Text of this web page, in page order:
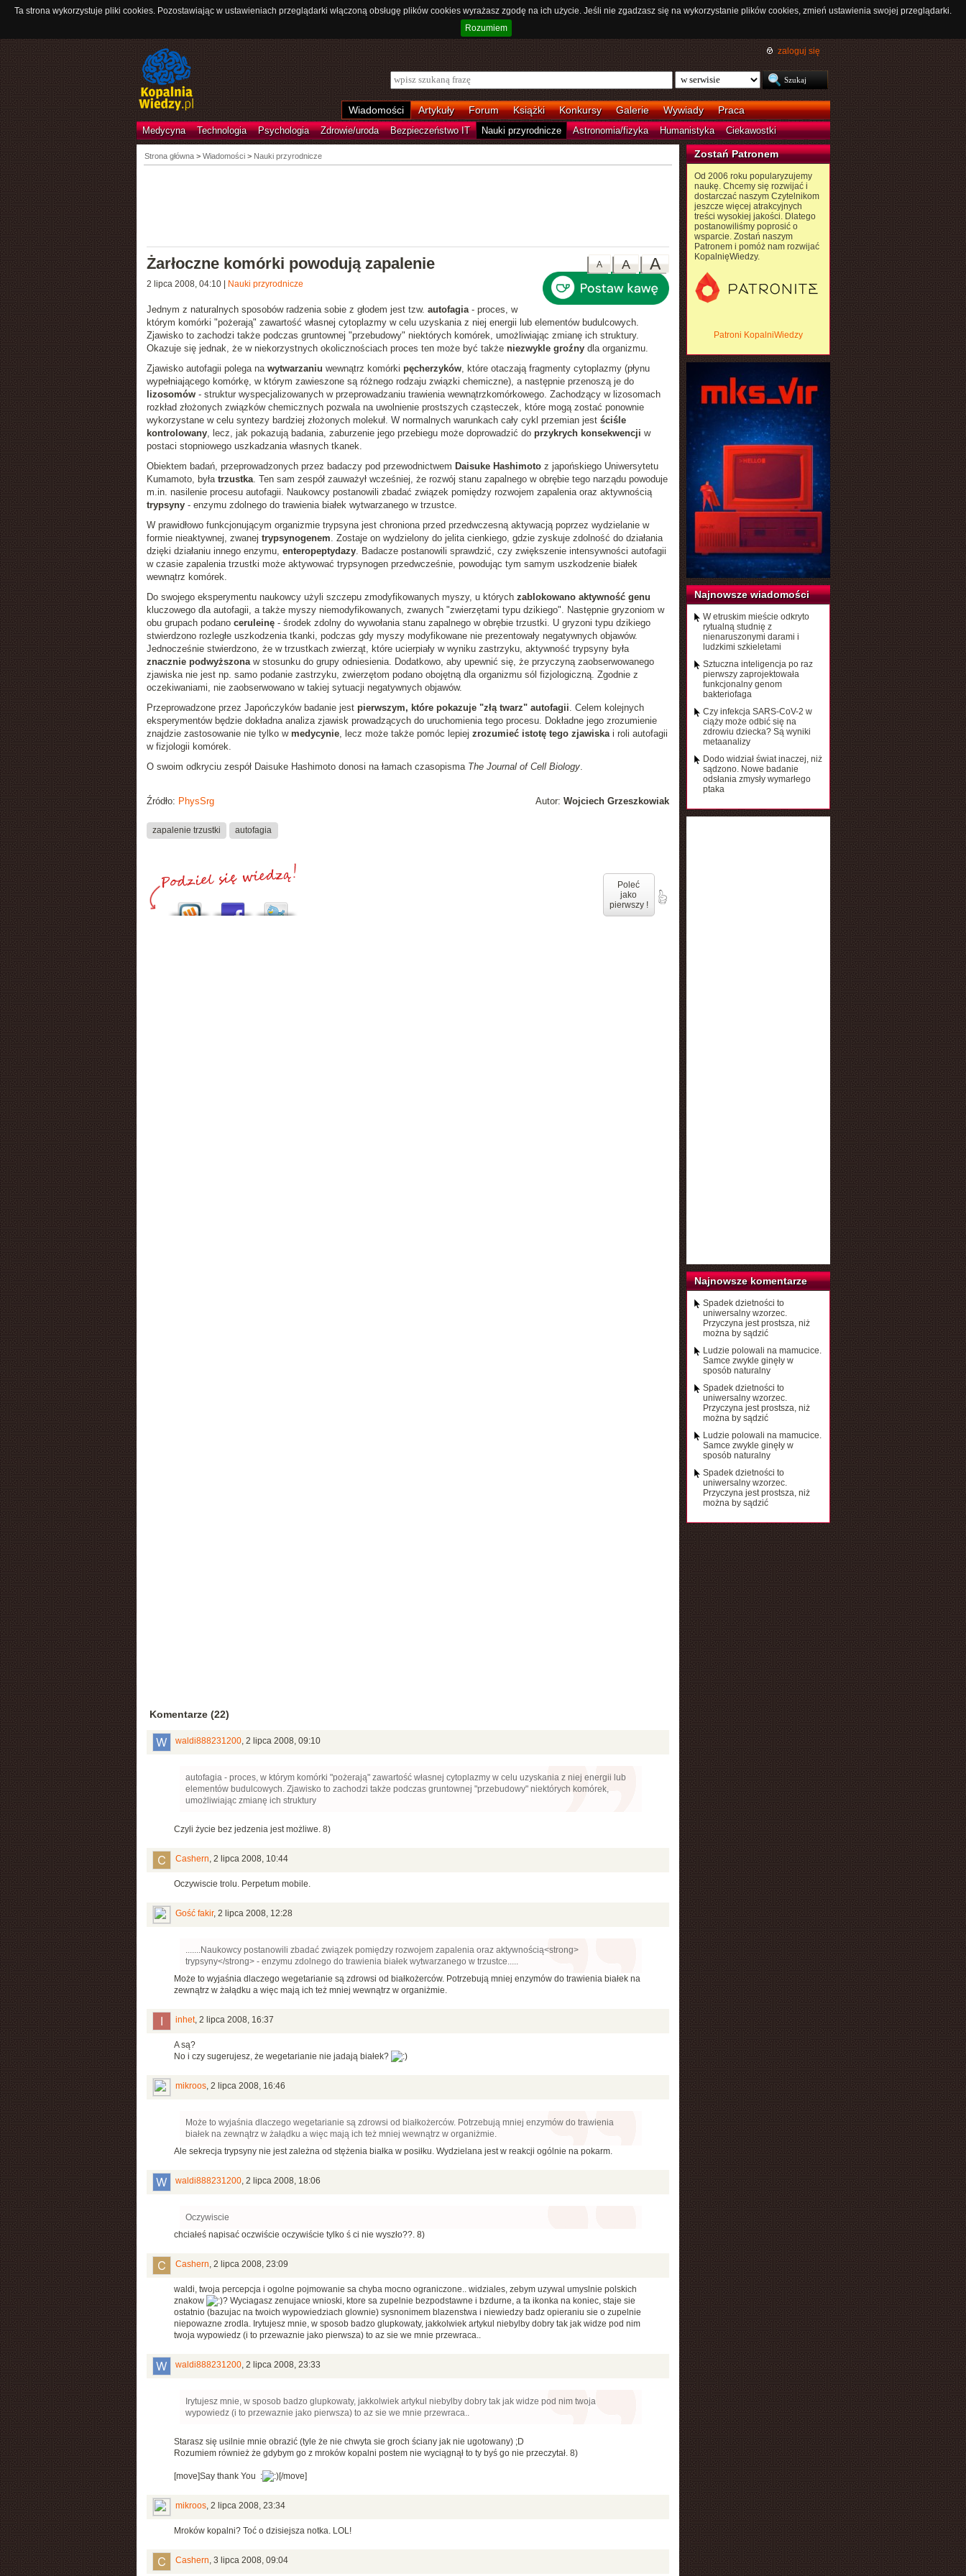
Ta strona wykorzystuje pliki cookies. Pozostawiając w ustawieniach przeglądarki włączoną obsługę plików cookies wyrażasz zgodę na ich użycie. Jeśli nie zgadzasz się na wykorzystanie plików cookies, zmień ustawienia swojej przeglądarki.
Rozumiem
zaloguj się
Wiadomości Artykuły Forum Książki Konkursy Galerie Wywiady Praca
Medycyna Technologia Psychologia Zdrowie/uroda Bezpieczeństwo IT Nauki przyrodnicze Astronomia/fizyka Humanistyka Ciekawostki
Strona główna> Wiadomości > Nauki przyrodnicze
A
A
A
Żarłoczne komórki powodują zapalenie
2 lipca 2008, 04:10| Nauki przyrodnicze
Jednym z naturalnych sposobów radzenia sobie z głodem jest tzw. autofagia- proces, w
którym komórki "pożerają" zawartość własnej cytoplazmy w celu uzyskania z niej energii lub elementów budulcowych.
Zjawisko to zachodzi także podczas gruntownej "przebudowy" niektórych komórek, umożliwiając zmianę ich struktury.
Okazuje się jednak, że w niekorzystnych okolicznościach proces ten może być także niezwykle groźny dla organizmu.
Zjawisko autofagii polega na wytwarzaniu wewnątrz komórki pęcherzyków, które otaczają fragmenty cytoplazmy (płynu
wypełniającego komórkę, w którym zawieszone są różnego rodzaju związki chemiczne), a następnie przenoszą je do
lizosomów- struktur wyspecjalizowanych w przeprowadzaniu trawienia wewnątrzkomórkowego. Zachodzący w lizosomach
rozkład złożonych związków chemicznych pozwala na uwolnienie prostszych cząsteczek, które mogą zostać ponownie
wykorzystane w celu syntezy bardziej złożonych molekuł. W normalnych warunkach cały cykl przemian jest ściśle
kontrolowany, lecz, jak pokazują badania, zaburzenie jego przebiegu może doprowadzić do przykrych konsekwencji w
postaci stopniowego uszkadzania własnych tkanek.
Obiektem badań, przeprowadzonych przez badaczy pod przewodnictwem Daisuke Hashimotoz japońskiego Uniwersytetu
Kumamoto, była trzustka. Ten sam zespół zauważył wcześniej, że rozwój stanu zapalnego w obrębie tego narządu powoduje
m.in. nasilenie procesu autofagii. Naukowcy postanowili zbadać związek pomiędzy rozwojem zapalenia oraz aktywnością
trypsyny- enzymu zdolnego do trawienia białek wytwarzanego w trzustce.
W prawidłowo funkcjonującym organizmie trypsyna jest chroniona przed przedwczesną aktywacją poprzez wydzielanie w
formie nieaktywnej, zwanej trypsynogenem. Zostaje on wydzielony do jelita cienkiego, gdzie zyskuje zdolność do działania
dzięki działaniu innego enzymu, enteropeptydazy. Badacze postanowili sprawdzić, czy zwiększenie intensywności autofagii
w czasie zapalenia trzustki może aktywować trypsynogen przedwcześnie, powodując tym samym uszkodzenie białek
wewnątrz komórek.
Do swojego eksperymentu naukowcy użyli szczepu zmodyfikowanych myszy, u których zablokowano aktywność genu
kluczowego dla autofagii, a także myszy niemodyfikowanych, zwanych "zwierzętami typu dzikiego". Następnie gryzoniom w
obu grupach podano ceruleinę- środek zdolny do wywołania stanu zapalnego w obrębie trzustki. U gryzoni typu dzikiego
stwierdzono rozległe uszkodzenia tkanki, podczas gdy myszy modyfikowane nie prezentowały negatywnych objawów.
Jednocześnie stwierdzono, że w trzustkach zwierząt, które ucierpiały w wyniku zastrzyku, aktywność trypsyny była
znacznie podwyższona w stosunku do grupy odniesienia. Dodatkowo, aby upewnić się, że przyczyną zaobserwowanego
zjawiska nie jest np. samo podanie zastrzyku, zwierzętom podano obojętną dla organizmu sól fizjologiczną. Zgodnie z
oczekiwaniami, nie zaobserwowano w takiej sytuacji negatywnych objawów.
Przeprowadzone przez Japończyków badanie jest pierwszym, które pokazuje "złą twarz" autofagii. Celem kolejnych
eksperymentów będzie dokładna analiza zjawisk prowadzących do uruchomienia tego procesu. Dokładne jego zrozumienie
znajdzie zastosowanie nie tylko w medycynie, lecz może także pomóc lepiej zrozumieć istotę tego zjawiskai roli autofagii
w fizjologii komórek.
O swoim odkryciu zespół Daisuke Hashimoto donosi na łamach czasopisma The Journal of Cell Biology.
Autor: Wojciech Grzeszkowiak
Źródło: PhysSrg
zapalenie trzustki autofagia
Poleć
jako
pierwszy !
Komentarze (22)
waldi888231200, 2 lipca 2008, 09:10
autofagia - proces, w którym komórki "pożerają" zawartość własnej cytoplazmy w celu uzyskania z niej energii lub
elementów budulcowych. Zjawisko to zachodzi także podczas gruntownej "przebudowy" niektórych komórek,
umożliwiając zmianę ich struktury
Czyli życie bez jedzenia jest możliwe. 8)
Cashern, 2 lipca 2008, 10:44
Oczywiscie trolu. Perpetum mobile.
Gość fakir, 2 lipca 2008, 12:28
.......Naukowcy postanowili zbadać związek pomiędzy rozwojem zapalenia oraz aktywnością<strong>
trypsyny</strong> - enzymu zdolnego do trawienia białek wytwarzanego w trzustce.....
Może to wyjaśnia dlaczego wegetarianie są zdrowsi od białkożerców. Potrzebują mniej enzymów do trawienia białek na
zewnątrz w żałądku a więc mają ich też mniej wewnątrz w organiżmie.
inhet, 2 lipca 2008, 16:37
A są?
No i czy sugerujesz, że wegetarianie nie jadają białek?
mikroos, 2 lipca 2008, 16:46
Może to wyjaśnia dlaczego wegetarianie są zdrowsi od białkożerców. Potrzebują mniej enzymów do trawienia
białek na zewnątrz w żałądku a więc mają ich też mniej wewnątrz w organiżmie.
Ale sekrecja trypsyny nie jest zależna od stężenia białka w posiłku. Wydzielana jest w reakcji ogólnie na pokarm.
waldi888231200, 2 lipca 2008, 18:06
Oczywiscie
chciałeś napisać oczwiście oczywiście tylko ś ci nie wyszło??. 8)
Cashern, 2 lipca 2008, 23:09
waldi, twoja percepcja i ogolne pojmowanie sa chyba mocno ograniczone.. widziales, zebym uzywal umyslnie polskich
znakow
? Wyciagasz zenujace wnioski, ktore sa zupelnie bezpodstawne i bzdurne, a ta ikonka na koniec, staje sie
ostatnio (bazujac na twoich wypowiedziach glownie) sysnonimem blazenstwa i niewiedzy badz opieraniu sie o zupelnie
niepowazne zrodla. Irytujesz mnie, w sposob badzo glupkowaty, jakkolwiek artykul niebylby dobry tak jak widze pod nim
twoja wypowiedz (i to przewaznie jako pierwsza) to az sie we mnie przewraca..
waldi888231200, 2 lipca 2008, 23:33
Irytujesz mnie, w sposob badzo glupkowaty, jakkolwiek artykul niebylby dobry tak jak widze pod nim twoja
wypowiedz (i to przewaznie jako pierwsza) to az sie we mnie przewraca..
Starasz się usilnie mnie obrazić (tyle że nie chwyta sie groch ściany jak nie ugotowany) ;D
Rozumiem również że gdybym go z mroków kopalni postem nie wyciągnął to ty byś go nie przeczytał. 8)
[move]Say thank You : [/move]
mikroos, 2 lipca 2008, 23:34
Mroków kopalni? Toć o dzisiejsza notka. LOL!
Cashern, 3 lipca 2008, 09:04
Zostań Patronem
Od 2006 roku popularyzujemy
naukę. Chcemy się rozwijać i
dostarczać naszym Czytelnikom
jeszcze więcej atrakcyjnych
treści wysokiej jakości. Dlatego
postanowiliśmy poprosić o
wsparcie. Zostań naszym
Patronem i pomóż nam rozwijać
KopalnięWiedzy.
Patroni KopalniWiedzy
Najnowsze wiadomości
W etruskim mieście odkryto
rytualną studnię z
nienaruszonymi darami i
ludzkimi szkieletami
Sztuczna inteligencja po raz
pierwszy zaprojektowała
funkcjonalny genom
bakteriofaga
Czy infekcja SARS-CoV-2 w
ciąży może odbić się na
zdrowiu dziecka? Są wyniki
metaanalizy
Dodo widział świat inaczej, niż
sądzono. Nowe badanie
odsłania zmysły wymarłego
ptaka
Najnowsze komentarze
Spadek dzietności to
uniwersalny wzorzec.
Przyczyna jest prostsza, niż
można by sądzić
Ludzie polowali na mamucice.
Samce zwykle ginęły w
sposób naturalny
Spadek dzietności to
uniwersalny wzorzec.
Przyczyna jest prostsza, niż
można by sądzić
Ludzie polowali na mamucice.
Samce zwykle ginęły w
sposób naturalny
Spadek dzietności to
uniwersalny wzorzec.
Przyczyna jest prostsza, niż
można by sądzić